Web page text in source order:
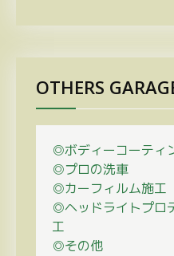
OTHERS
◎ボディーコーティ
◎プロの洗車
◎カーフィルム施工
◎ヘッドライトプロ
工
◎その他